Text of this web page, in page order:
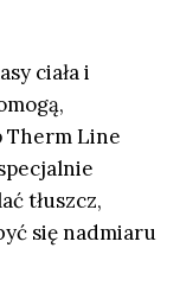
ciała i
Therm Line
tłuszcz,
się nadmiaru